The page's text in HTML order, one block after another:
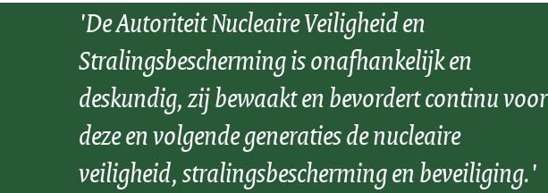
'De Autoriteit Nucleaire Veiligheid en
Stralingsbescherming is onafhankelijk en
deskundig, zij bewaakt en bevordert continu voor
deze en volgende generaties de nucleaire
veiligheid, stralingsbescherming en beveiliging.'